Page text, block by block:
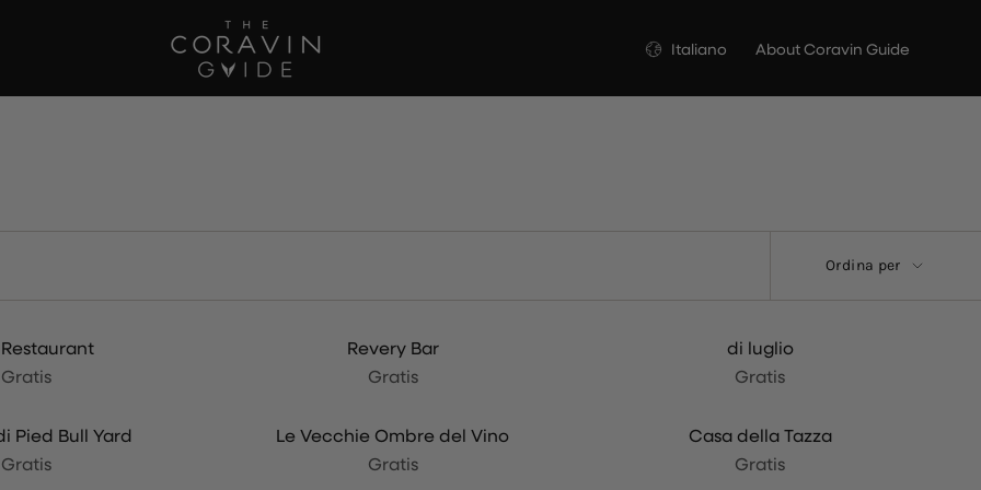
Lingua
Italiano About Coravin Guide
Ordina
per
Ordina per
Gratis
Revery Bar
Gratis
di luglio
Gratis
Pied Bull Yard
Gratis
Le Vecchie Ombre del Vino
Gratis
Casa della Tazza
Gratis